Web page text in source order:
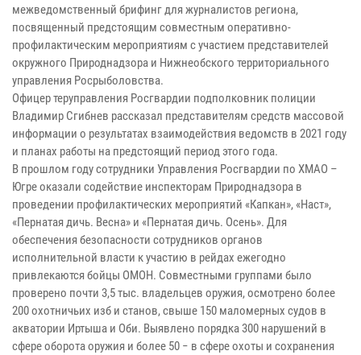
межведомственный брифинг для журналистов региона,
посвященный предстоящим совместным оперативно-
профилактическим мероприятиям с участием представителей
окружного Природнадзора и Нижнеобского территориального
управления Росрыболовства.
Офицер теруправления Росгвардии подполковник полиции
Владимир Сгибнев рассказал представителям средств массовой
информации о результатах взаимодействия ведомств в 2021 году
и планах работы на предстоящий период этого года.
В прошлом году сотрудники Управления Росгвардии по ХМАО –
Югре оказали содействие инспекторам Природнадзора в
проведении профилактических мероприятий «Капкан», «Наст»,
«Пернатая дичь. Весна» и «Пернатая дичь. Осень». Для
обеспечения безопасности сотрудников органов
исполнительной власти к участию в рейдах ежегодно
привлекаются бойцы ОМОН. Совместными группами было
проверено почти 3,5 тыс. владельцев оружия, осмотрено более
200 охотничьих изб и станов, свыше 150 маломерных судов в
акватории Иртыша и Оби. Выявлено порядка 300 нарушений в
сфере оборота оружия и более 50 − в сфере охоты и сохранения